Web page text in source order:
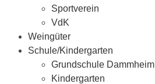
Sportverein
VdK
Weingüter
Schule/Kindergarten
Grundschule Dammheim
Kindergarten